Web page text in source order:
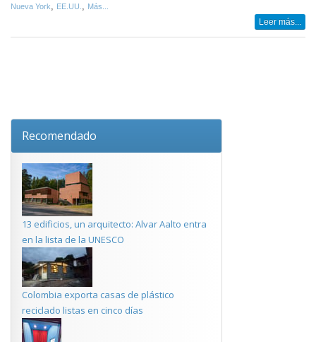
Nueva York, EE.UU. , Más...
Leer más...
Recomendado
13 edificios, un arquitecto: Alvar Aalto entra
en la lista de la UNESCO
Colombia exporta casas de plástico
reciclado listas en cinco días